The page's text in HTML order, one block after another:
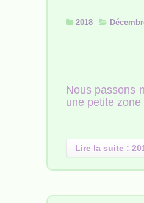
2018
Nous passons
une petite
Lire la suite :